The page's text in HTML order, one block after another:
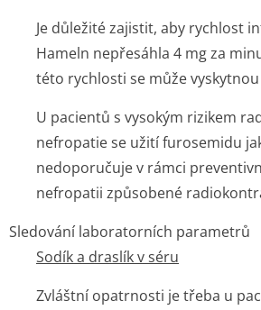
Je důležité zajistit, aby rychlost
Hameln nepřesáhla 4 mg za
této rychlosti se může
U pacientů s vysokým rizikem
nefropatie se užití furosemidu
nedoporučuje v rámci
nefropatii způsobené
Sledování laboratorních parametrů
Sodík a draslík v séru
Zvláštní opatrnosti je třeba u